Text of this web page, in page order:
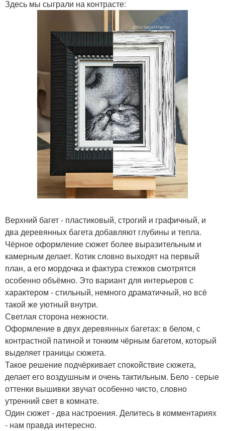
Здесь мы сыграли на контрасте:
Верхний багет - пластиковый, строгий и графичный, и
два деревянных багета добавляют глубины и тепла.
Чёрное оформление сюжет более выразительным и
камерным делает. Котик словно выходят на первый
план, а его мордочка и фактура стежков смотрятся
особенно объёмно. Это вариант для интерьеров с
характером - стильный, немного драматичный, но всё
такой же уютный внутри.
Светлая сторона нежности.
Оформление в двух деревянных багетах: в белом, с
контрастной патиной и тонким чёрным багетом, который
выделяет границы сюжета.
Такое решение подчёркивает спокойствие сюжета,
делает его воздушным и очень тактильным. Бело - серые
оттенки вышивки звучат особенно чисто, словно
утренний свет в комнате.
Один сюжет - два настроения. Делитесь в комментариях
- нам правда интересно.